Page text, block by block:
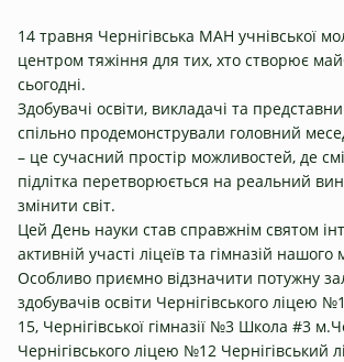
14 травня Чернігівська МАН учнівської
центром тяжіння для тих, хто створює
сьогодні.
Здобувачі освіти, викладачі та
спільно продемонстрували головний
– це сучасний простір можливостей, де
підлітка перетворюється на реальний
змінити світ.
Цей День науки став справжнім святом
активній участі ліцеїв та гімназій нашого
Особливо приємно відзначити потужну
здобувачів освіти Чернігівського ліцею
15, Чернігівської гімназії №3 Школа #3
Чернігівського ліцею №12 Чернігівський